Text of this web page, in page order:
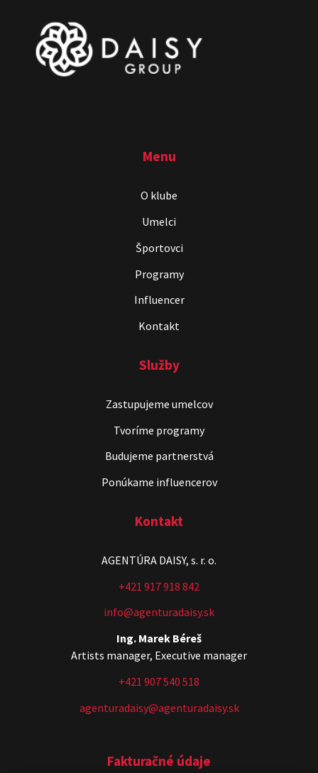
Menu
O klube
Umelci
Športovci
Programy
Influencer
Kontakt
Služby
Zastupujeme umelcov
Tvoríme programy
Budujeme partnerstvá
Ponúkame influencerov
Kontakt
AGENTÚRA DAISY, s. r. o.
+421 917 918 842
info@agenturadaisy.sk
Ing. Marek Béreš
Artists manager, Executive manager
+421 907 540 518
agenturadaisy@agenturadaisy.sk
Fakturačné údaje